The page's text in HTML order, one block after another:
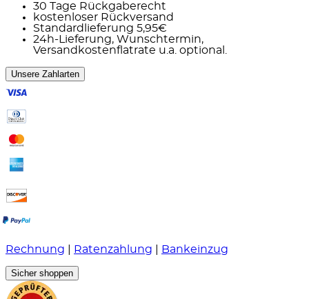
30 Tage Rückgaberecht
kostenloser Rückversand
Standardlieferung 5,95€
24h-Lieferung, Wunschtermin,
Versandkostenflatrate u.a. optional.
Unsere Zahlarten
Rechnung Ratenzahlung Bankeinzug
Sicher shoppen